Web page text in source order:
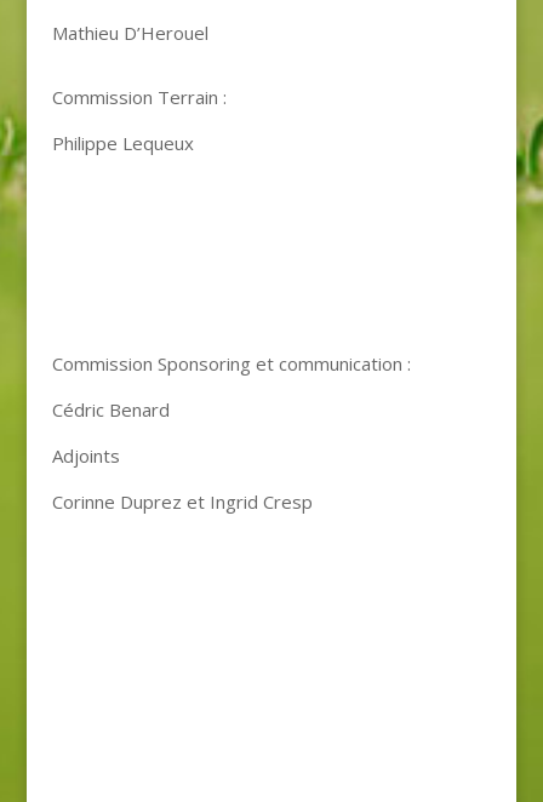
Mathieu D’Herouel
Commission Terrain :
Philippe Lequeux
Commission Sponsoring et communication :
Cédric Benard
Adjoints
Corinne Duprez et Ingrid Cresp